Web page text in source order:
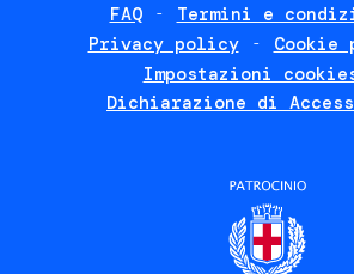
FAQ
Termini e
Privacy policy
Cookie
Impostazioni
Dichiarazione di